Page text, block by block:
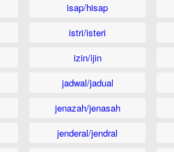
isap/hisap
istri/isteri
izin/ijin
jadwal/jadual
jenazah/jenasah
jenderal/jendral